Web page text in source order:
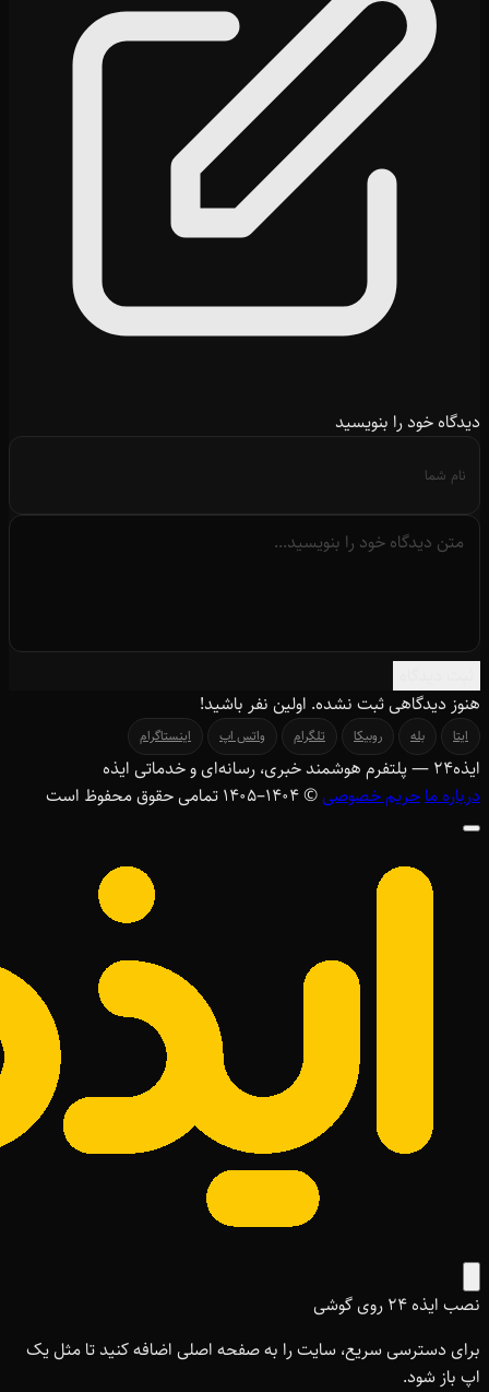
دیدگاه خود را بنویسید
هنوز دیدگاهی ثبت نشده. اولین نفر باشید!
ایتا بله روبیکا تلگرام واتس اپ اینستاگرام
ایذه۲۴ — پلتفرم هوشمند خبری، رسانه‌ای و خدماتی ایذه
درباره ماحریم خصوصی© ۱۴۰۴–1405 تمامی حقوق محفوظ است
نصب ایذه ۲۴ روی گوشی
برای دسترسی سریع، سایت را به صفحه اصلی اضافه کنید تا مثل یک
اپ باز شود.